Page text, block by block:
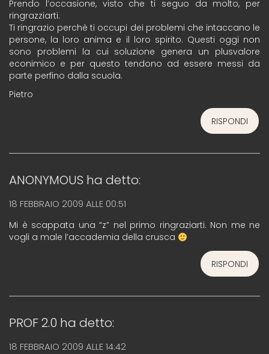
Prendo l’occasione, visto che ti seguo da molto, per
ringrazziarti.
Ti ringrazio perchè ti occupi dei problemi che intaccano le
persone, la loro anima e il loro spirito. Questi oggi non
sono problemi la cui soluzione genera un plusvalore
econimico e per questo tendono ad essere messi da
parte perfino dalla scuola.
Pietro
RISPONDI
ANONYMOUS ha detto:
18 FEBBRAIO 2009 ALLE 00:51
Mi è scappata una “z” nel primo ringraziarti. Non me ne
vogli a male l’accademia della crusca
RISPONDI
PROF 2.0 ha detto:
18 FEBBRAIO 2009 ALLE 14:42